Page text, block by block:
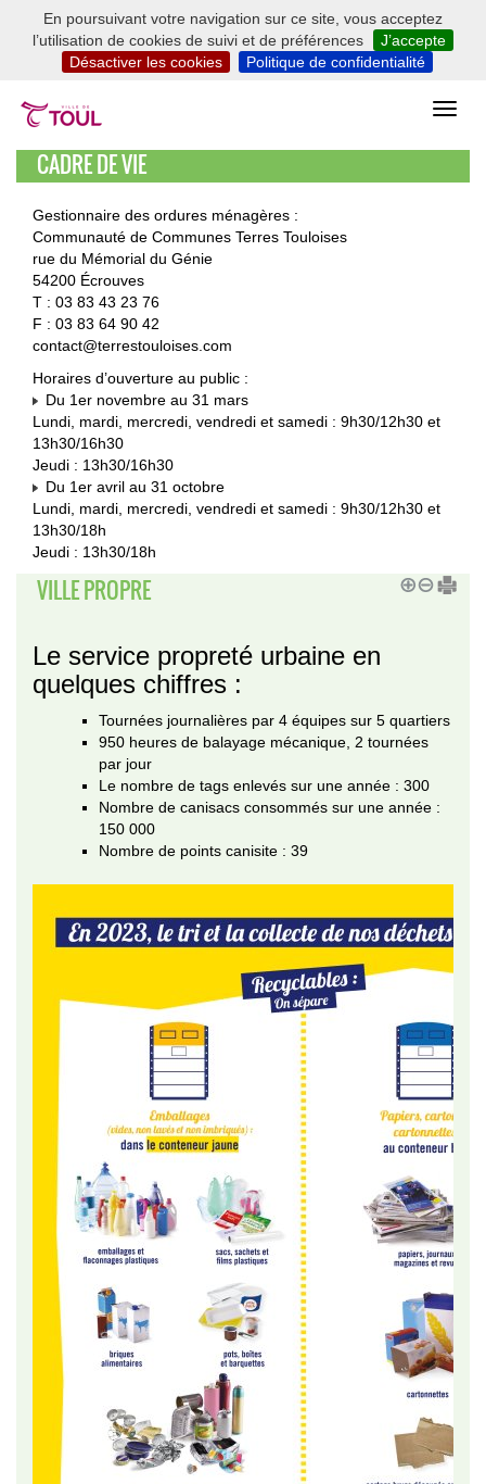
En poursuivant votre navigation sur ce site, vous acceptez
l’utilisation de cookies de suivi et de préférences
J’accepte
Désactiver les cookies
Politique de confidentialité
CADRE DE VIE
Gestionnaire des ordures ménagères :
Communauté de Communes Terres Touloises
rue du Mémorial du Génie
54200 Écrouves
T : 03 83 43 23 76
F : 03 83 64 90 42
contact@terrestouloises.com
Horaires d’ouverture au public :
Du 1er novembre au 31 mars
Lundi, mardi, mercredi, vendredi et samedi : 9h30/12h30 et
13h30/16h30
Jeudi : 13h30/16h30
Du 1er avril au 31 octobre
Lundi, mardi, mercredi, vendredi et samedi : 9h30/12h30 et
13h30/18h
Jeudi : 13h30/18h
VILLE PROPRE
Le service propreté urbaine en
quelques chiffres :
Tournées journalières par 4 équipes sur 5 quartiers
950 heures de balayage mécanique, 2 tournées
par jour
Le nombre de tags enlevés sur une année : 300
Nombre de canisacs consommés sur une année :
150 000
Nombre de points canisite : 39